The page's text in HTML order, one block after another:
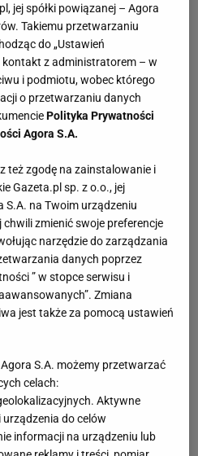
jej spółki powiązanej – Agora
Takiemu przetwarzaniu
do „Ustawień
kontakt z administratorem – w
i podmiotu, wobec którego
o przetwarzaniu danych
Polityka Prywatności
Agora S.A.
też zgodę na zainstalowanie i
Gazeta.pl sp. z o.o., jej
na Twoim urządzeniu
zmienić swoje preferencje
narzędzie do zarządzania
danych poprzez
” w stopce serwisu i
Zmiana
jest także za pomocą ustawień
S.A. możemy przetwarzać
celach:
Aktywne
do celów
informacji na urządzeniu lub